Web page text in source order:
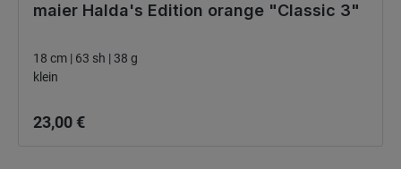
maier Halda's Edition orange "Classic 3"
18 cm | 63 sh | 38 g
klein
23,00 €